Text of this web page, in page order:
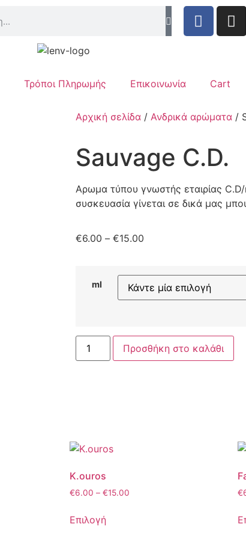
Τρόποι Πληρωμής Επικοινωνία Cart
Αρχική σελίδα / Ανδρικά αρώματα /
Sauvage C.D.
Αρωμα τύπου γνωστής εταιρίας
συσκευασία γίνεται σε δικά μας
€6.00 – €15.00
ml
Προσθήκη στο καλάθι
K.ouros
€6.00 – €15.00
Επιλογή
€